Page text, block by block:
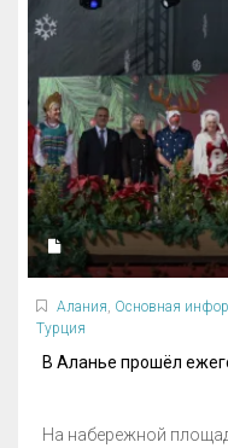
Алания Основная
Турция
В Аланье прошёл
На набережной